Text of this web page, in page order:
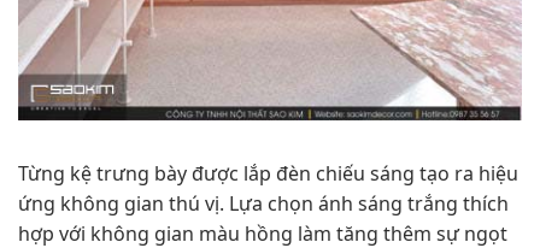
Từng kệ trưng bày được lắp đèn chiếu sáng tạo ra hiệu
ứng không gian thú vị. Lựa chọn ánh sáng trắng thích
hợp với không gian màu hồng làm tăng thêm sự ngọt